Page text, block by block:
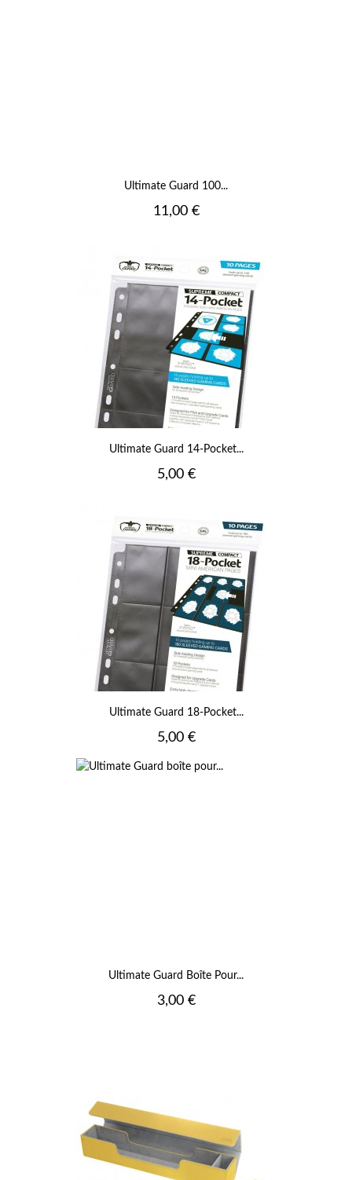
Ultimate Guard 100...
Prix
11,00 €
Ultimate Guard 14-Pocket...
Prix
5,00 €
Ultimate Guard 18-Pocket...
Prix
5,00 €
Ultimate Guard Boîte Pour...
Prix
3,00 €